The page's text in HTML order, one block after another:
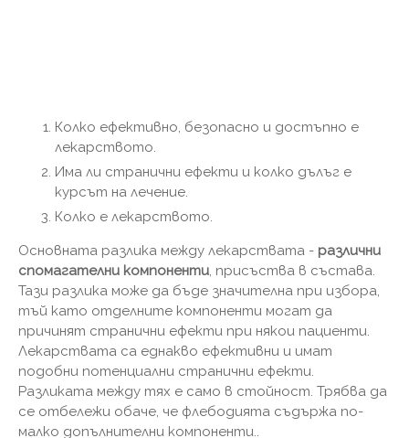
Колко ефективно, безопасно и достъпно е
лекарството.
Има ли странични ефекти и колко дълъг е
курсът на лечение.
Колко е лекарството.
Основната разлика между лекарствата - различни
спомагателни компоненти, присъства в състава.
Тази разлика може да бъде значителна при избора,
тъй като отделните компоненти могат да
причинят странични ефекти при някои пациенти.
Лекарствата са еднакво ефективни и имат
подобни потенциални странични ефекти.
Разликата между тях е само в стойност. Трябва да
се отбележи обаче, че флебодията съдържа по-
малко допълнителни компоненти..